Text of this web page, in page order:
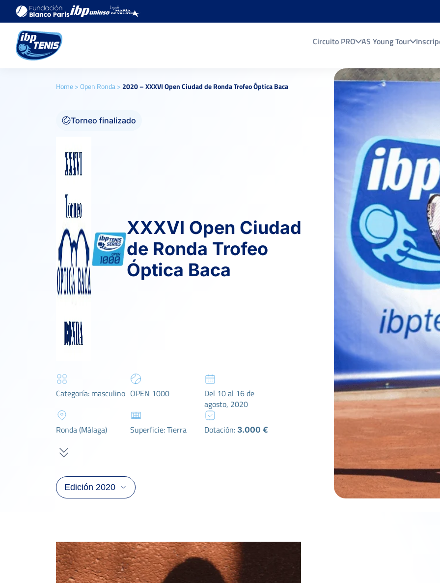
Circuito PRO AS Young Tour
Home>Open Ronda>2020 – XXXVI Open Ciudad de Ronda Trofeo Óptica Baca
Torneo finalizado
XXXVI Open Ciudad
de Ronda Trofeo
Óptica Baca
Categoría: masculino OPEN 1000
Del 10 al 16 de
agosto, 2020
Ronda (Málaga) Superficie: Tierra Dotación: 3.000 €